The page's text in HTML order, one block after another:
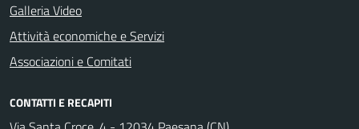
Galleria Video
Attività economiche e Servizi
Associazioni e Comitati
CONTATTI E RECAPITI